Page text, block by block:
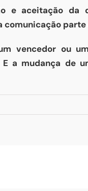
e aceitação da
comunicação parte
vencedor ou
a mudança de